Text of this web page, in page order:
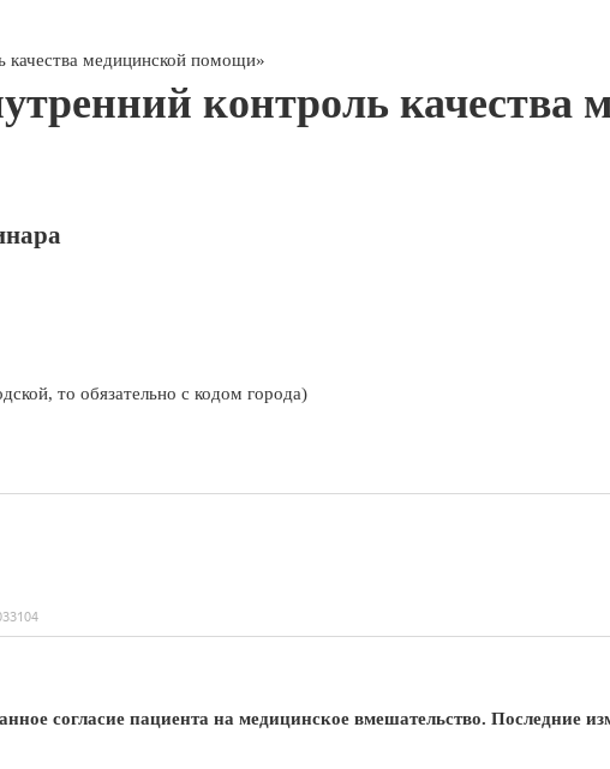
качества медицинской помощи»
контроль качества
то обязательно с кодом города)
согласие пациента на медицинское вмешательство. Последние